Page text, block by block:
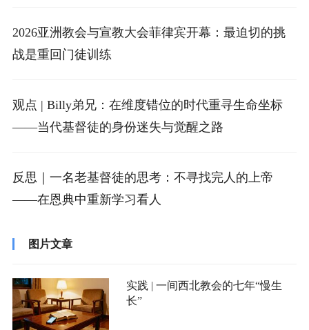
2026亚洲教会与宣教大会菲律宾开幕：最迫切的挑
战是重回门徒训练
观点 | Billy弟兄：在维度错位的时代重寻生命坐标
——当代基督徒的身份迷失与觉醒之路
反思｜一名老基督徒的思考：不寻找完人的上帝
——在恩典中重新学习看人
图片文章
实践 | 一间西北教会的七年“慢生
长”